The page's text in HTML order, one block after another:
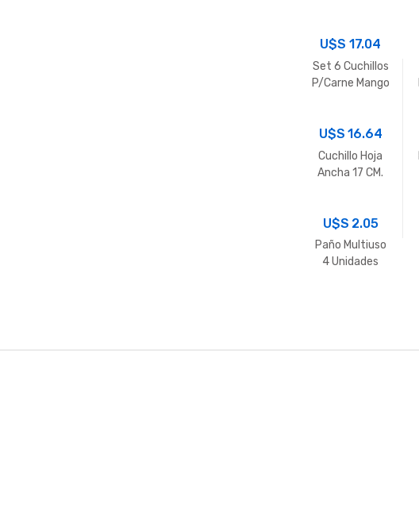
U$S 17.04
Set 6 Cuchillos
P/Carne Mango
U$S16.64
Cuchillo Hoja
Ancha 17 CM.
U$S 2.05
Paño Multiuso
4 Unidades